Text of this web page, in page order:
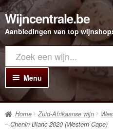
Ga
door
naar
navigatie
Ga
direct
naar
inhoud
Wijncentrale.be
Aanbiedingen van top
Menu
Alle
Home Zuid-Afrikaanse wijn
– Chenin Blanc 2020 (Western Cape)